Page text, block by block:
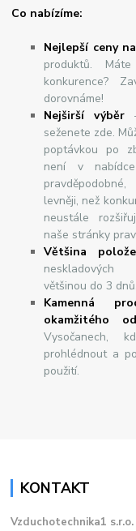
Co nabízíme:
Nejlepší ceny
produktů.
konkurence?
dorovnáme!
Nejširšívýběr-
seženete zde.
poptávkou po
není v
levněji, než
neustále
naše stránky
Většina
většinou do 3 dnů.
Kamenná
okamžitého
Vysočanech,
prohlédnout a
použití.
KONTAKT
Vzduchotechnika1 s.r.o.